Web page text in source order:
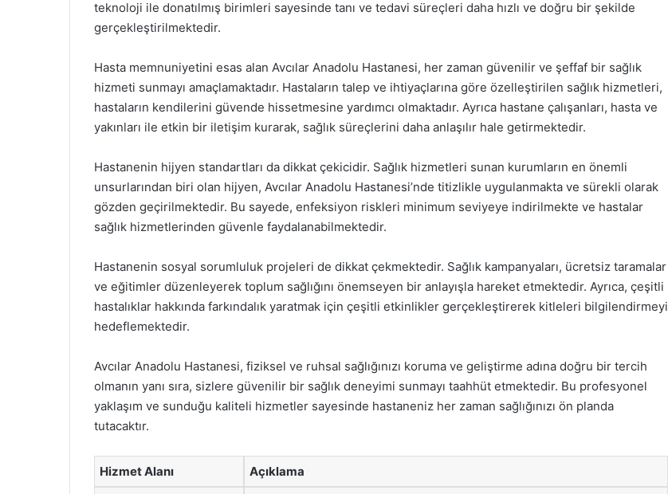
teknoloji ile donatılmış birimleri sayesinde tanı ve tedavi süreçleri daha hızlı ve doğru bir şekilde
gerçekleştirilmektedir.
Hasta memnuniyetini esas alan Avcılar Anadolu Hastanesi, her zaman güvenilir ve şeffaf bir sağlık
hizmeti sunmayı amaçlamaktadır. Hastaların talep ve ihtiyaçlarına göre özelleştirilen sağlık hizmetleri,
hastaların kendilerini güvende hissetmesine yardımcı olmaktadır. Ayrıca hastane çalışanları, hasta ve
yakınları ile etkin bir iletişim kurarak, sağlık süreçlerini daha anlaşılır hale getirmektedir.
Hastanenin hijyen standartları da dikkat çekicidir. Sağlık hizmetleri sunan kurumların en önemli
unsurlarından biri olan hijyen, Avcılar Anadolu Hastanesi’nde titizlikle uygulanmakta ve sürekli olarak
gözden geçirilmektedir. Bu sayede, enfeksiyon riskleri minimum seviyeye indirilmekte ve hastalar
sağlık hizmetlerinden güvenle faydalanabilmektedir.
Hastanenin sosyal sorumluluk projeleri de dikkat çekmektedir. Sağlık kampanyaları, ücretsiz taramalar
ve eğitimler düzenleyerek toplum sağlığını önemseyen bir anlayışla hareket etmektedir. Ayrıca, çeşitli
hastalıklar hakkında farkındalık yaratmak için çeşitli etkinlikler gerçekleştirerek kitleleri bilgilendirmeyi
hedeflemektedir.
Avcılar Anadolu Hastanesi, fiziksel ve ruhsal sağlığınızı koruma ve geliştirme adına doğru bir tercih
olmanın yanı sıra, sizlere güvenilir bir sağlık deneyimi sunmayı taahhüt etmektedir. Bu profesyonel
yaklaşım ve sunduğu kaliteli hizmetler sayesinde hastaneniz her zaman sağlığınızı ön planda
tutacaktır.
Hizmet Alanı Açıklama